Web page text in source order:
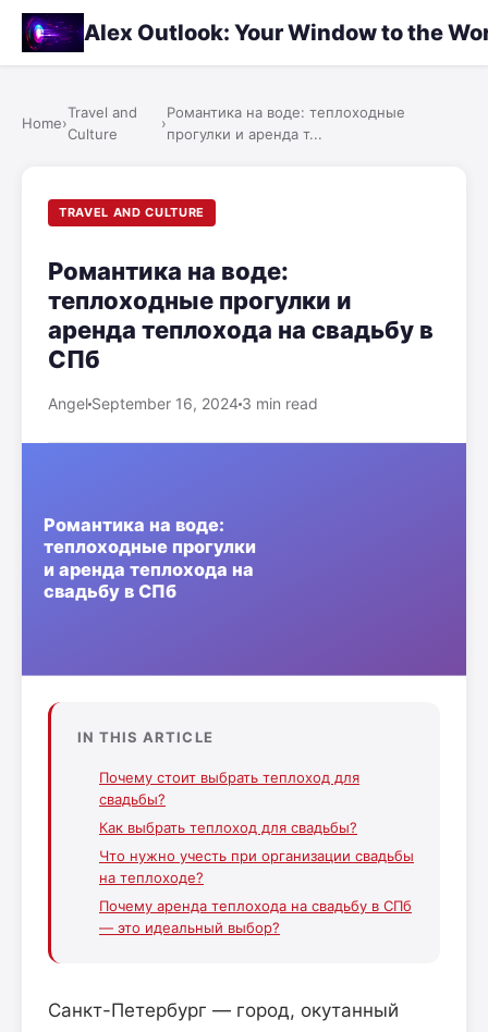
Alex Outlook: Your Window to the
Home›
Travel and
Culture
›
Романтика на воде: теплоходные
прогулки и аренда т...
TRAVEL AND CULTURE
Романтика на воде:
теплоходные прогулки и
аренда теплохода на свадьбу в
СПб
Angel September 16, 2024 3 min read
IN THIS ARTICLE
Почему стоит выбрать теплоход для
свадьбы?
Как выбрать теплоход для свадьбы?
Что нужно учесть при организации свадьбы
на теплоходе?
Почему аренда теплохода на свадьбу в СПб
— это идеальный выбор?
Санкт-Петербург — город, окутанный